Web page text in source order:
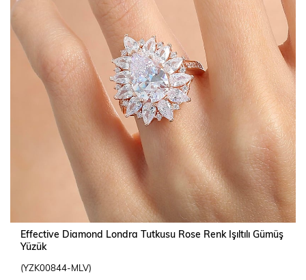
Effective Diamond Londra Tutkusu Rose Renk Işıltılı Gümüş
Yüzük
(YZK00844-MLV)